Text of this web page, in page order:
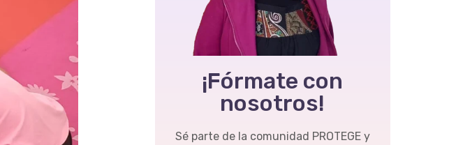
¡Fórmate con
nosotros!
Sé parte de la comunidad PROTEGE y